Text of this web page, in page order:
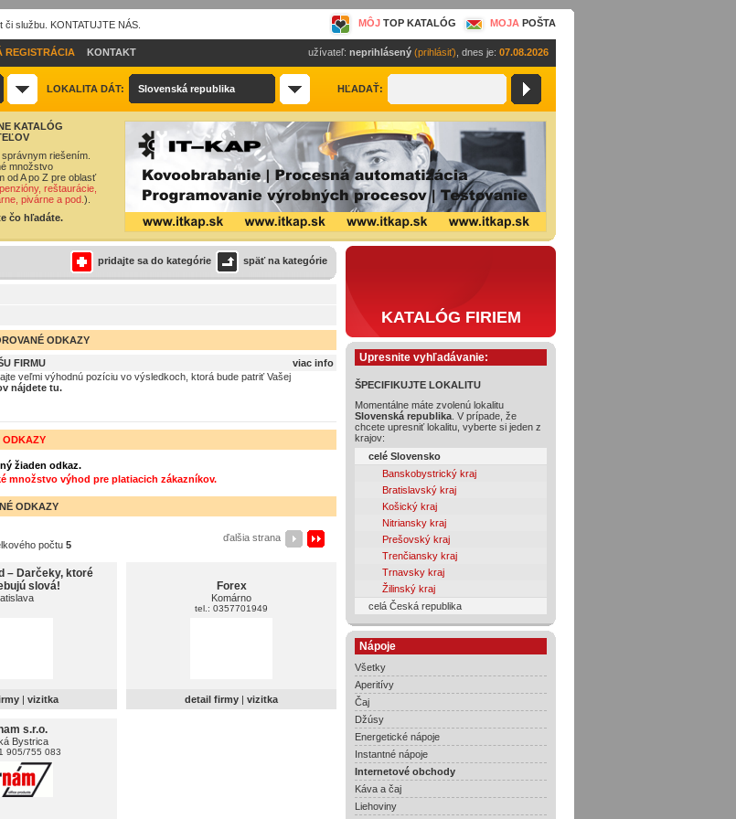
službu. KONTATUJTE NÁS. MÔJ TOP KATALÓG MOJA POŠTA
REGISTRÁCIA KONTAKT užívateľ: neprihlásený (prihlásiť) , dnes je: 07.08.2026
LOKALITA DÁT: Slovenská republika HĽADAŤ:
KATALÓG
riešením.
množstvo
od A po Z pre oblasť
reštaurácie,
pivárne a pod. ).
čo hľadáte.
pridajte sa do kategórie späť na kategórie
ODKAZY
FIRMU
viac info
veľmi výhodnú pozíciu vo výsledkoch, ktorá bude patriť Vašej
nájdete tu.
ODKAZY
žiaden odkaz.
množstvo výhod pre platiacich zákazníkov.
ODKAZY
počtu 5
ďalšia strana
– Darčeky, ktoré
slová!
| vizitka
Forex
Komárno
tel.: 0357701949
detail firmy | vizitka
s.r.o.
Bystrica
905/755 083
KATALÓG FIRIEM
Upresnite vyhľadávanie:
ŠPECIFIKUJTE LOKALITU
Momentálne máte zvolenú lokalitu
Slovenská republika . V prípade, že
chcete upresniť lokalitu, vyberte si jeden z
krajov:
celé Slovensko
Banskobystrický kraj
Bratislavský kraj
Košický kraj
Nitriansky kraj
Prešovský kraj
Trenčiansky kraj
Trnavsky kraj
Žilinský kraj
celá Česká republika
Nápoje
Všetky
Aperitívy
Čaj
Džúsy
Energetické nápoje
Instantné nápoje
Internetové obchody
Káva a čaj
Liehoviny